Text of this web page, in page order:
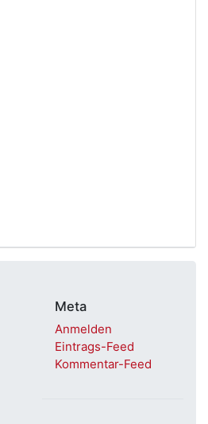
Meta
Anmelden
Eintrags-Feed
Kommentar-Feed